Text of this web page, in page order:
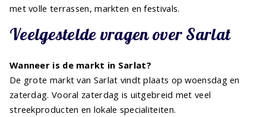
met volle terrassen, markten en festivals.
Veelgestelde vragen over Sarlat
Wanneer is de markt in Sarlat?
De grote markt van Sarlat vindt plaats op woensdag en
zaterdag. Vooral zaterdag is uitgebreid met veel
streekproducten en lokale specialiteiten.